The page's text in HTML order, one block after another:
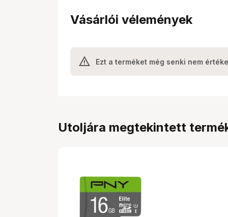
Vásárlói vélemények
Ezt a terméket még senki nem
Utoljára megtekintett